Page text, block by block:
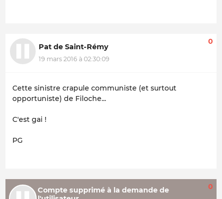
Pat de Saint-Rémy
19 mars 2016 à 02:30:09
0
Cette sinistre crapule communiste (et surtout
opportuniste) de Filoche...
C'est gai !
PG
Compte supprimé à la demande de
0